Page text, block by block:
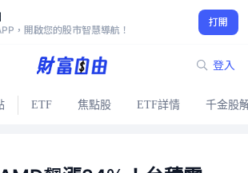
，開啟您的股市智慧導航！
打開
登入
ETF 焦點股 ETF詳情 千金股